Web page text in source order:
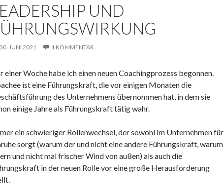
UND
30. JUNI 2021 1 KOMMENTAR
einer Woche habe ich einen neuen Coachingprozess begonnen.
ist eine Führungskraft, die vor einigen Monaten die
des Unternehmens übernommen hat, in dem sie
einige Jahre als Führungskraft tätig wahr.
ein schwieriger Rollenwechsel, der sowohl im Unternehmen für
sorgt (warum der und nicht eine andere Führungskraft, warum
und nicht mal frischer Wind von außen) als auch die
in der neuen Rolle vor eine große Herausforderung